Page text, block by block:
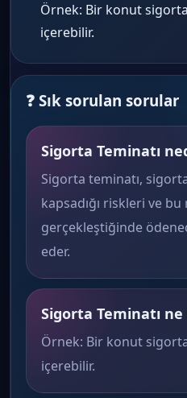
Örnek: Bir konut
içerebilir.
❓ Sık sorulan sorular
Sigorta Teminatı
Sigorta teminatı,
kapsadığı riskleri ve
gerçekleştiğinde
eder.
Sigorta Teminatı ne
Örnek: Bir konut
içerebilir.